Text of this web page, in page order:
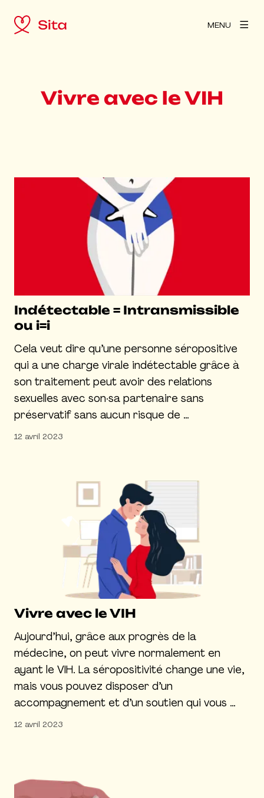
MENU
Vivre avec le VIH
Indétectable = Intransmissible
ou i=i
Cela veut dire qu’une personne séropositive
qui a une charge virale indétectable grâce à
son traitement peut avoir des relations
sexuelles avec son·sa partenaire sans
préservatif sans aucun risque de …
12 avril 2023
Vivre avec le VIH
Aujourd’hui, grâce aux progrès de la
médecine, on peut vivre normalement en
ayant le VIH. La séropositivité change une vie,
mais vous pouvez disposer d’un
accompagnement et d’un soutien qui vous …
12 avril 2023